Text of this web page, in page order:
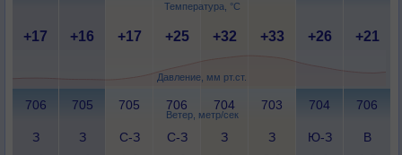
Температура, °C
Давление, мм рт.ст.
Ветер, метр/сек
+17 +16 +17 +25 +32 +33 +26 +21
706 705 705 706 704 703 704 706
З
З
С-З
С-З
З
З
Ю-З
В